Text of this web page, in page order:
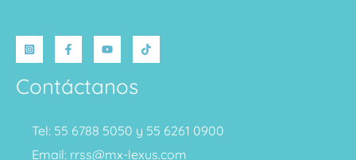
Contáctanos
Tel: 55 6788 5050 y 55 6261 0900
Email: rrss@mx-lexus.com